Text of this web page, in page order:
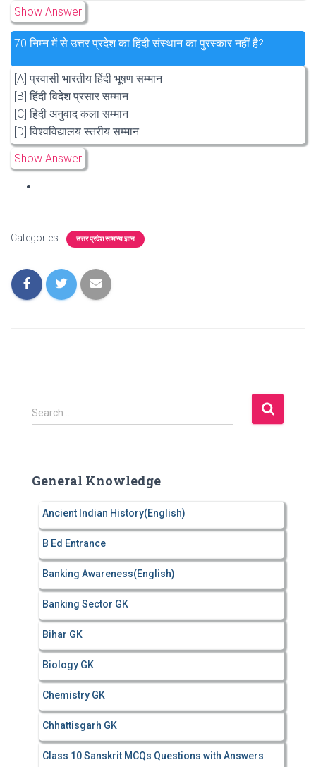
Show Answer
70.निम्न में से उत्तर प्रदेश का हिंदी संस्थान का पुरस्कार नहीं है?
[A] प्रवासी भारतीय हिंदी भूषण सम्मान
[B] हिंदी विदेश प्रसार सम्मान
[C] हिंदी अनुवाद कला सम्मान
[D] विश्वविद्यालय स्तरीय सम्मान
Show Answer
Categories: उत्तर प्रदेश सामान्य ज्ञान
S
e
h
Search …
General Knowledge
Ancient Indian History(English)
B Ed Entrance
Banking Awareness(English)
Banking Sector GK
Bihar GK
Biology GK
Chemistry GK
Chhattisgarh GK
Class 10 Sanskrit MCQs Questions with Answers